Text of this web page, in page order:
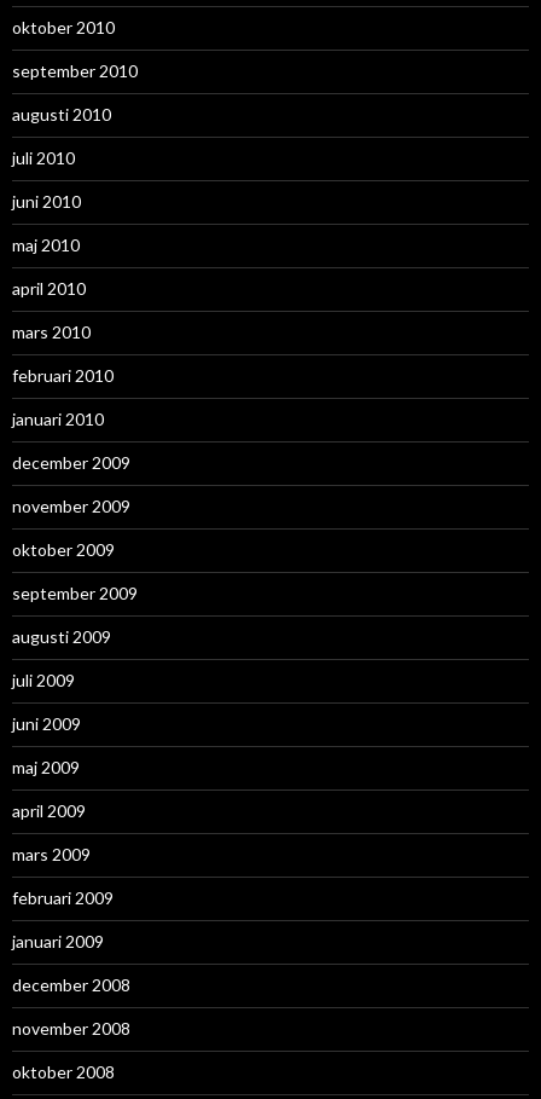
oktober 2010
september 2010
augusti 2010
juli 2010
juni 2010
maj 2010
april 2010
mars 2010
februari 2010
januari 2010
december 2009
november 2009
oktober 2009
september 2009
augusti 2009
juli 2009
juni 2009
maj 2009
april 2009
mars 2009
februari 2009
januari 2009
december 2008
november 2008
oktober 2008